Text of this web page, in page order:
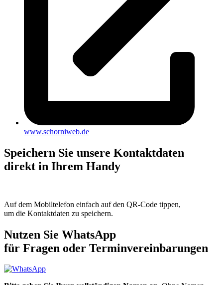
www.schorniweb.de
Speichern Sie unsere Kontaktdaten
direkt in Ihrem Handy
Auf dem Mobiltelefon einfach auf den QR-Code tippen,
um die Kontaktdaten zu speichern.
Nutzen Sie WhatsApp
für Fragen oder Terminvereinbarungen